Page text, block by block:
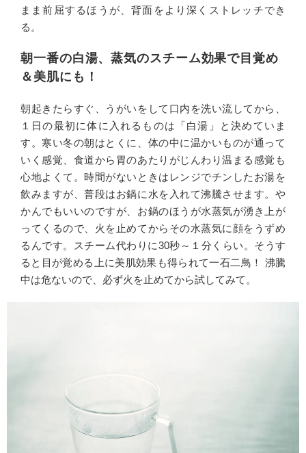
まま前屈するほうが、背面をより深くストレッチでき
る。
朝一番の白湯、蒸気のスチーム効果で目覚め
＆美肌にも！
朝起きたらすぐ、うがいをして口内を洗い流してから、
１日の最初に体に入れるものは「白湯」と決めていま
す。寒い冬の朝はとくに、体の中に温かいものが通って
いく感覚、食道から胃のあたりがじんわり温まる感覚も
心地よくて。時間がないときはレンジでチンしたお湯を
飲みますが、普段はお鍋に水を入れて沸騰させます。や
かんでもいいのですが、お鍋のほうが水蒸気が湧き上が
ってくるので、火を止めてからその水蒸気に顔をうずめ
るんです。スチーム代わりに30秒～１分くらい。そうす
ると目が覚める上に美肌効果も得られて一石二鳥！ 沸騰
中は危ないので、必ず火を止めてから試してみて。